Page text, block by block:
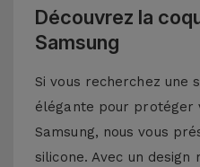
Découvrez la
Samsung
Si vous recherchez une
élégante pour protéger
Samsung, nous vous
silicone. Avec un design